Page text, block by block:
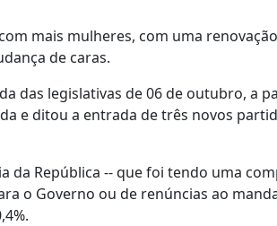
mais mulheres, com uma
de caras.
das legislativas de 06 de outubro, a
e ditou a entrada de três novos
da República -- que foi tendo uma
o Governo ou de renúncias ao